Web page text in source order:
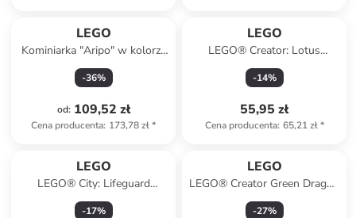
LEGO
Kominiarka "Aripo" w kolorze
czarnym
-36%
od: 109,52 zł
Cena producenta: 173,78 zł*
LEGO
LEGO® Creator: Lotus
flowers - 8+
-14%
55,95 zł
Cena producenta: 65,21 zł*
LEGO
LEGO® City: Lifeguard
emergency vehicle - 6+
-17%
LEGO
LEGO® Creator Green Dragon
- 9+
-27%